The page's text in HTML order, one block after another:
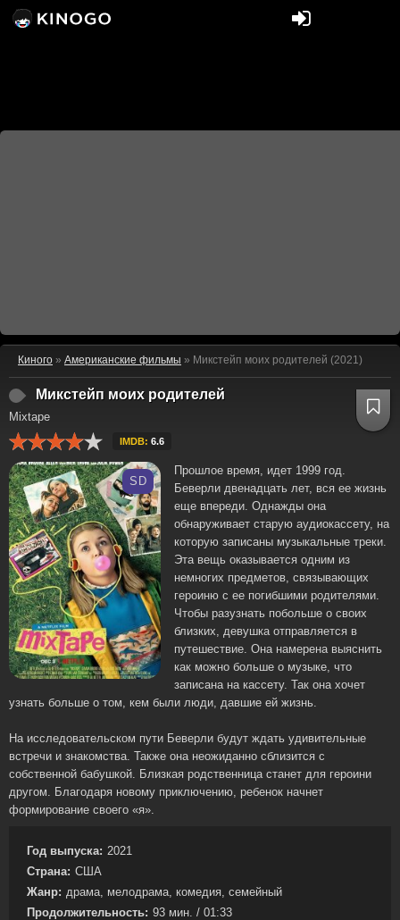
Киного » Американские фильмы » Микстейп моих родителей (2021)
Микстейп моих родителей
Mixtape
IMDB: 6.6
SD
Прошлое время, идет 1999 год.
Беверли двенадцать лет, вся ее жизнь
еще впереди. Однажды она
обнаруживает старую аудиокассету, на
которую записаны музыкальные треки.
Эта вещь оказывается одним из
немногих предметов, связывающих
героиню с ее погибшими родителями.
Чтобы разузнать побольше о своих
близких, девушка отправляется в
путешествие. Она намерена выяснить
как можно больше о музыке, что
записана на кассету. Так она хочет
узнать больше о том, кем были люди, давшие ей жизнь.
На исследовательском пути Беверли будут ждать удивительные
встречи и знакомства. Также она неожиданно сблизится с
собственной бабушкой. Близкая родственница станет для героини
другом. Благодаря новому приключению, ребенок начнет
формирование своего «я».
Год выпуска: 2021
Страна: США
Жанр: драма, мелодрама, комедия, семейный
Продолжительность: 93 мин. / 01:33